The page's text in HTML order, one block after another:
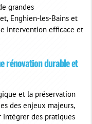
grandes
Enghien-les-Bains et
intervention efficace et
rénovation durable et
et la préservation
des enjeux majeurs,
intégrer des pratiques